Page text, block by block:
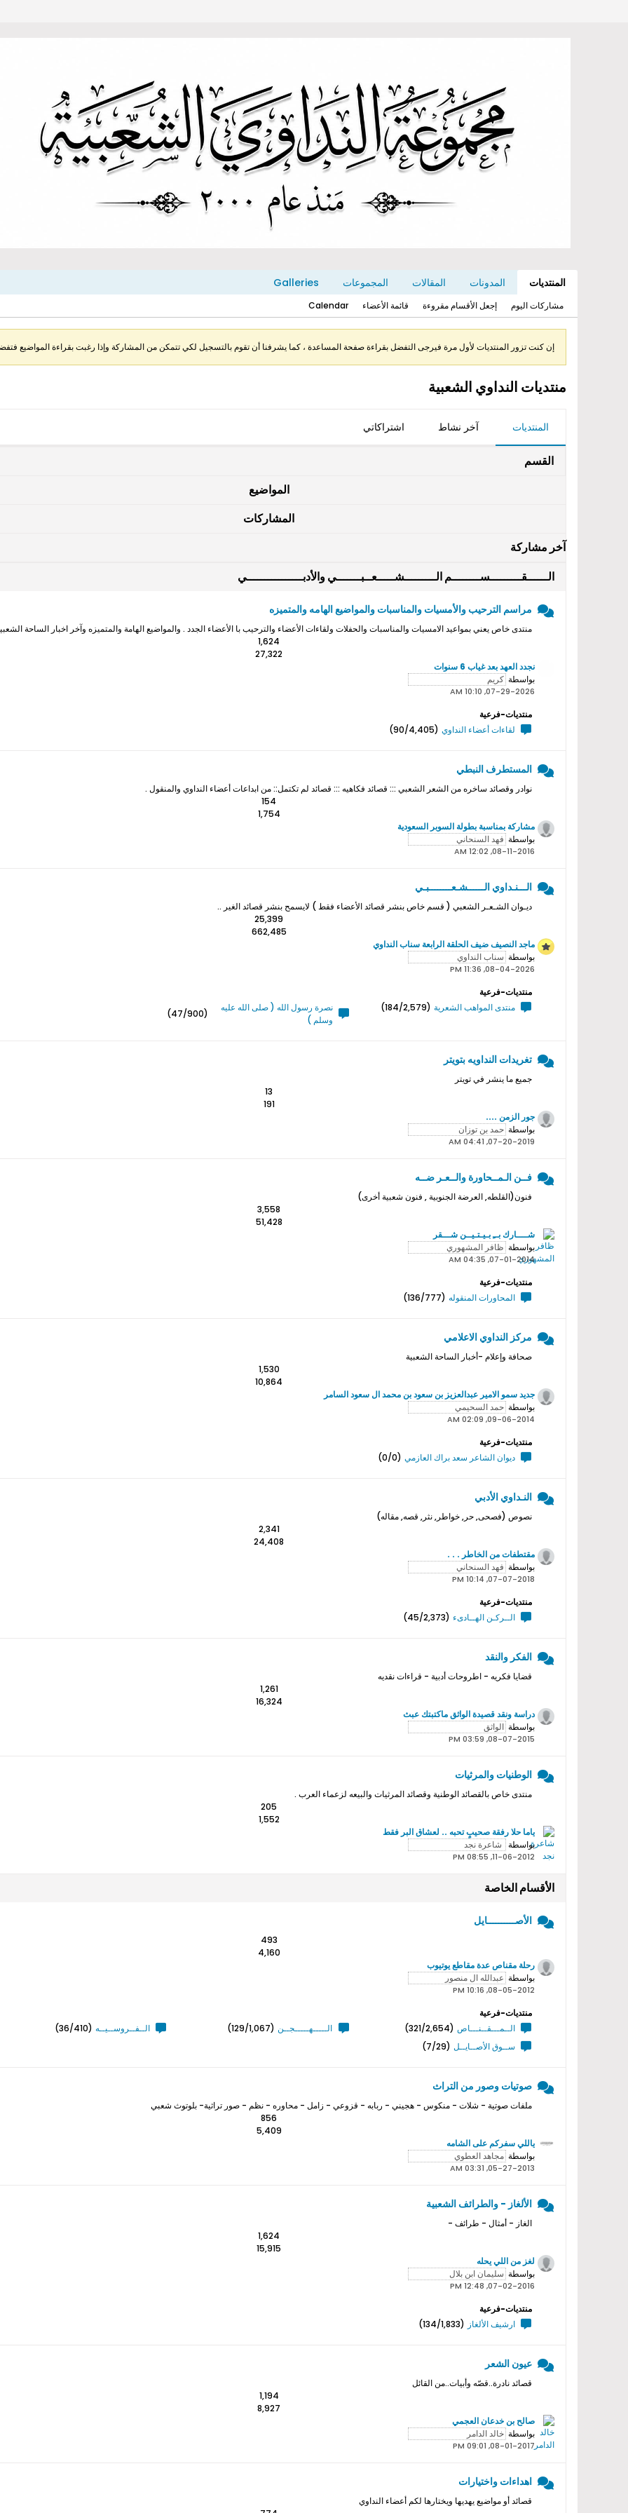
المنتديات المدونات المقالات المجموعات Galleries
مشاركات اليوم إجعل الأقسام مقروءة قائمة الأعضاء Calendar
إن كنت تزور المنتديات لأول مرة فيرجى التفضل بقراءة صفحة المساعدة ، كما يشرفنا أن تقوم بالتسجيل لكي تتمكن من المشاركة وإذا رغبت بقراءة المواضيع
منتديات النداوي الشعبية
المنتديات آخر نشاط اشتراكاتي
القسم
المواضيع
المشاركات
آخر مشاركة
الــــــقـــــــــســــــــم الـــــــــشـــــعــبـــــــي والأدبــــــــــــــــي
مراسم الترحيب والأمسيات والمناسبات والمواضيع الهامه والمتميزه
منتدى خاص يعني بمواعيد الامسيات والمناسبات والحفلات ولقاءات الأعضاء والترحيب با الأعضاء الجدد . والمواضيع الهامة والمتميزه وآخر اخبار الساحة
1,624
27,322
نجدد العهد بعد غياب 6 سنوات
بواسطة
07-29-2026, 10:10 AM
منتديات-فرعية
لقاءات أعضاء النداوي (90/4,405)
المستطرف النبطي
نوادر وقصائد ساخره من الشعر الشعبي ::: قصائد فكاهيه ::: قصائد لم تكتمل:: من ابداعات أعضاء النداوي والمنقول .
154
1,754
مشاركة بمناسبة بطولة السوبر السعودية
بواسطة
08-11-2016, 12:02 AM
الـــنـداوي الــــــشـعــــــــبـي
ديـوان الشـعـر الشعبي ( قسم خاص بنشر قصائد الأعضاء فقط ) لايسمح بنشر قصائد الغير ..
25,399
662,485
ماجد النصيف ضيف الحلقة الرابعة سناب النداوي
بواسطة
08-04-2026, 11:36 PM
منتديات-فرعية
منتدى المواهب الشعرية (184/2,579)
نصرة رسول الله ( صلى الله عليه
وسلم )
(47/900)
تغريدات النداويه بتويتر
جميع ما ينشر في تويتر
13
191
جور الزمن ....
بواسطة
07-20-2019, 04:41 AM
فــن الـمــحاورة والــعـر ضــه
فنون(القلطه, العرضة الجنوبية , فنون شعبية أخرى)
3,558
51,428
شــــارك بــِ بـيـتـيــن شـــقر
بواسطة
07-01-2014, 04:35 AM
منتديات-فرعية
المحاورات المنقوله (136/777)
مركز النداوي الاعلامي
صحافة وإعلام -أخبار الساحة الشعبية
1,530
10,864
جديد سمو اﻻمير عبدالعزيز بن سعود بن محمد ال سعود السامر
بواسطة
09-06-2014, 02:09 AM
منتديات-فرعية
ديوان الشاعر سعد براك العازمي (0/0)
النـداوي الأدبي
نصوص (فصحى, حر, خواطر, نثر, قصه, مقاله)
2,341
24,408
مقتطفات من الخاطر . . .
بواسطة
07-07-2018, 10:14 PM
منتديات-فرعية
الــركـن الهــادىء (45/2,373)
الفكر والنقد
قضايا فكريه - اطروحات أدبية - قراءات نقديه
1,261
16,324
دراسة ونقد قصيدة الواثق ماكتبتك عبث
بواسطة
08-07-2015, 03:59 PM
الوطنيات والمرثيات
منتدى خاص بالقصائد الوطنية وقصائد المرثيات والبيعه لزعماء العرب .
205
1,552
ياما حلا رفقة صحيبٍ تحبه .. لعشاق البر فقط
بواسطة
11-06-2012, 08:55 PM
الأقسام الخاصة
الأصــــــــــايل
493
4,160
رحلة مقناص عدة مقاطع يوتيوب
بواسطة
08-05-2012, 10:16 PM
منتديات-فرعية
الــمـــقــنـــاص (321/2,654) الـــــهـــــجــن (129/1,067) الــفــروســيــه (36/410)
ســوق الأصــايــل (7/29)
صوتيات وصور من التراث
ملفات صوتية - شلات - منكوس - هجيني - ربابه - قزوعي - زامل - محاوره - نظم - صور تراثية- بلوتوث شعبي
856
5,409
ياللي سفركم على الشامه
بواسطة
05-27-2013, 03:31 AM
الألغاز - والطرائف الشعبية
الغاز - أمثال - طرائف -
1,624
15,915
لغز من اللي يحله
بواسطة
07-02-2016, 12:48 PM
منتديات-فرعية
ارشيف الألغاز (134/1,833)
عيون الشعر
قصائد نادرة..قصّه وأبيات..من القائل
1,194
8,927
صالح بن خدعان العجمي
بواسطة
08-01-2017, 09:01 PM
اهداءات واختيارات
قصائد أو مواضيع يهديها ويختارها لكم أعضاء النداوي